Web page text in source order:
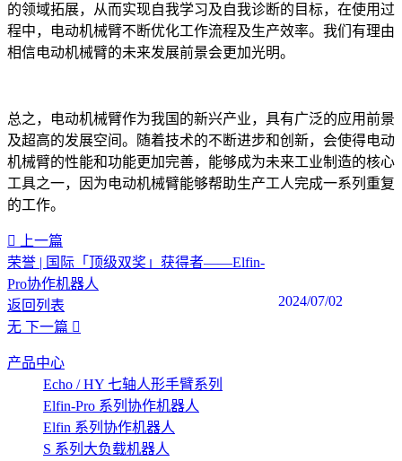
的领域拓展，从而实现自我学习及自我诊断的目标，在使用过
程中，电动机械臂不断优化工作流程及生产效率。我们有理由
相信电动机械臂的未来发展前景会更加光明。
总之，电动机械臂作为我国的新兴产业，具有广泛的应用前景
及超高的发展空间。随着技术的不断进步和创新，会使得电动
机械臂的性能和功能更加完善，能够成为未来工业制造的核心
工具之一，因为电动机械臂能够帮助生产工人完成一系列重复
的工作。
上一篇
荣誉 | 国际「顶级双奖」获得者——Elfin-
Pro协作机器人
2024/07/02
返回列表
无 下一篇
产品中心
Echo / HY 七轴人形手臂系列
Elfin-Pro 系列协作机器人
Elfin 系列协作机器人
S 系列大负载机器人